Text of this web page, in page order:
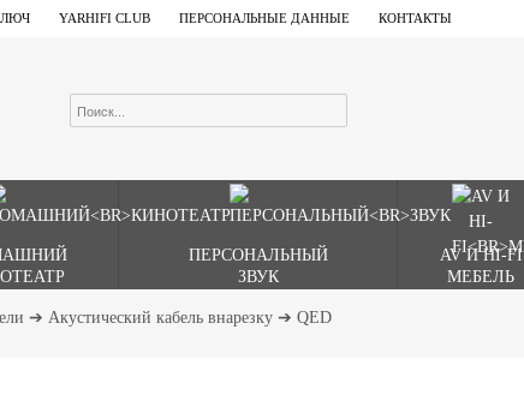
YARHIFI CLUB ПЕРСОНАЛЬНЫЕ ДАННЫЕ КОНТАКТЫ
ПЕРСОНАЛЬНЫЙ
ЗВУК
AV И HI-FI
МЕБЕЛЬ
➔ Акустический кабель внарезку ➔ QED